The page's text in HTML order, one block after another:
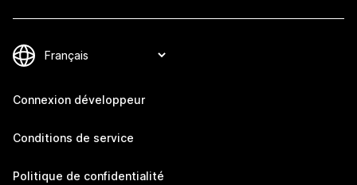
Connexion développeur
Conditions de service
Politique de confidentialité